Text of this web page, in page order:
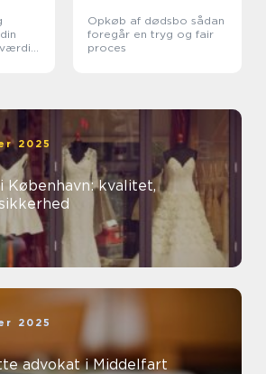
Opkøb af dødsbo sådan
foregår en tryg og fair
proces
2025
København: kvalitet,
2025
advokat i Middelfart